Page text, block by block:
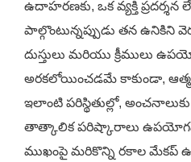
ఉదాహరణకు, ఒక వ్యక్తి
పాల్గొంటున్నప్పుడు తన ఉనికిని
దుస్తులు మరియు క్రీములు
అరకలోయించడమే కాకుండా,
ఇలాంటి పరిస్థితుల్లో,
తాత్కాలిక పరిష్కారాలు
ముఖంపై మరికొన్ని రకాల మేకప్